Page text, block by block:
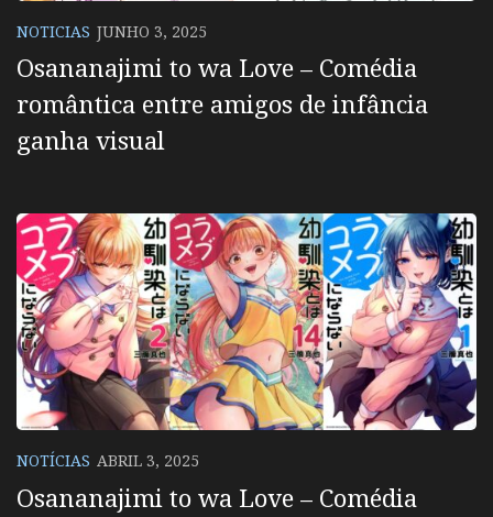
NOTICIAS JUNHO 3, 2025
Osananajimi to wa Love – Comédia
romântica entre amigos de infância
ganha visual
NOTÍCIAS ABRIL 3, 2025
Osananajimi to wa Love – Comédia